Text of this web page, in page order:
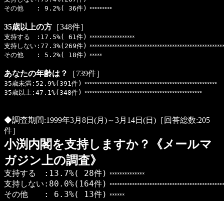
その他 : 9.2%( 36件) *********
35歳以上の方 ［348件］
支持する :17.5%( 61件) ******************
支持しない:77.3%(269件)
その他 : 5.2%( 18件) *****
あなたの年齢は？ ［739件］
35歳未満:52.9%(391件) *****************************************************
35歳以上:47.1%(348件) ***********************************************
◆調査期間:1999年3月8日(月)～3月14日(日)［回答総数:205
件］
小渕内閣を支持しますか？《メールマ
ガジン上の調査》
支持する :13.7%( 28件) **************
支持しない:80.0%(164件)
その他 : 6.3%( 13件) ******